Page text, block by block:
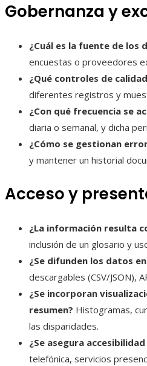
Gobernanza y
¿Cuál es la fuente de los
encuestas o proveedores
¿Qué controles de
diferentes registros y
¿Con qué frecuencia se
diaria o semanal, y dicha
¿Cómo se gestionan
y mantener un historial
Acceso y
¿La información resulta
inclusión de un glosario y
¿Se difunden los datos
descargables (CSV/JSON),
¿Se incorporan
resumen? Histogramas,
las disparidades.
¿Se asegura
telefónica, servicios